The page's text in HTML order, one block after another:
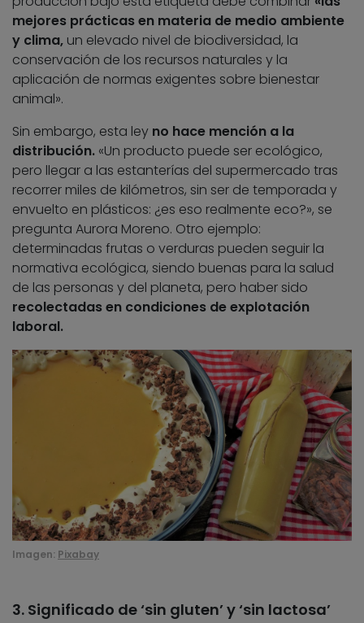
mejores prácticas en materia de medio ambiente
y clima, un elevado nivel de biodiversidad, la
conservación de los recursos naturales y la
aplicación de normas exigentes sobre bienestar
animal».
Sin embargo, esta ley no hace mención a la
distribución. «Un producto puede ser ecológico,
pero llegar a las estanterías del supermercado tras
recorrer miles de kilómetros, sin ser de temporada y
envuelto en plásticos: ¿es eso realmente eco?», se
pregunta Aurora Moreno. Otro ejemplo:
determinadas frutas o verduras pueden seguir la
normativa ecológica, siendo buenas para la salud
de las personas y del planeta, pero haber sido
recolectadas en condiciones de explotación
laboral.
Imagen: Pixabay
3. Significado de ‘sin gluten’ y ‘sin lactosa’